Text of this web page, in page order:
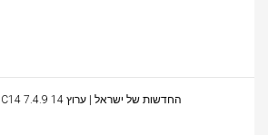
C14 החדשות של ישראל | ערוץ 14 7.4.9